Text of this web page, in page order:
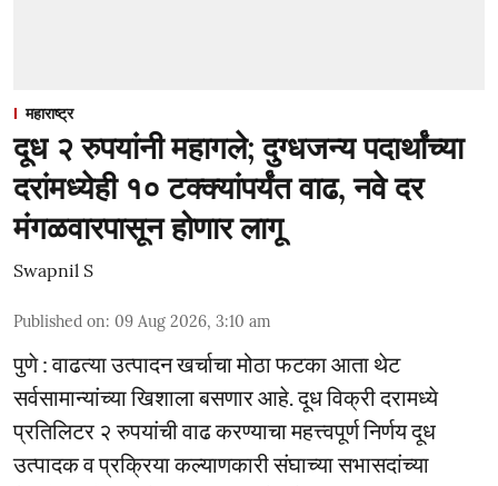
महाराष्ट्र
दूध २ रुपयांनी महागले; दुग्धजन्य पदार्थांच्या
दरांमध्येही १० टक्क्यांपर्यंत वाढ, नवे दर
मंगळवारपासून होणार लागू
Swapnil S
Published on: 09 Aug 2026, 3:10 am
पुणे : वाढत्या उत्पादन खर्चाचा मोठा फटका आता थेट
सर्वसामान्यांच्या खिशाला बसणार आहे. दूध विक्री दरामध्ये
प्रतिलिटर २ रुपयांची वाढ करण्याचा महत्त्वपूर्ण निर्णय दूध
उत्पादक व प्रक्रिया कल्याणकारी संघाच्या सभासदांच्या